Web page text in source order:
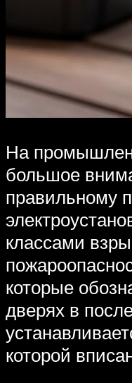
На
большое
правильному
классами
которые
дверях в
которой